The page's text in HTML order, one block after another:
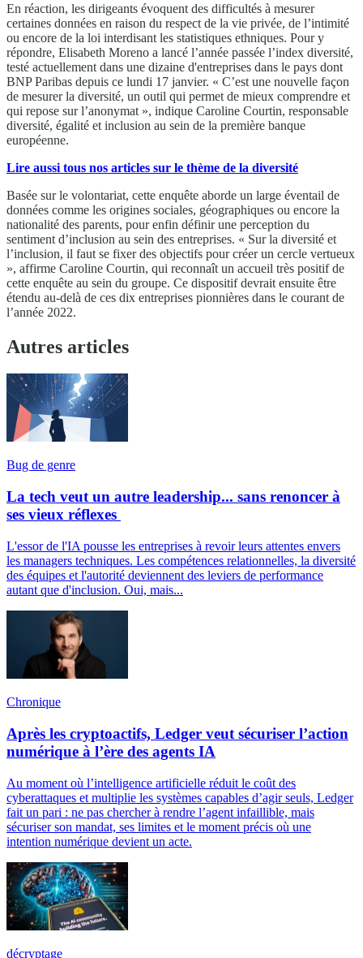
En réaction, les dirigeants évoquent des difficultés à mesurer
certaines données en raison du respect de la vie privée, de l’intimité
ou encore de la loi interdisant les statistiques ethniques. Pour y
répondre, Elisabeth Moreno a lancé l’année passée l’index diversité,
testé actuellement dans une dizaine d'entreprises dans le pays dont
BNP Paribas depuis ce lundi 17 janvier. « C’est une nouvelle façon
de mesurer la diversité, un outil qui permet de mieux comprendre et
qui repose sur l’anonymat », indique Caroline Courtin, responsable
diversité, égalité et inclusion au sein de la première banque
européenne.
Lire aussi tous nos articles sur le thème de la diversité
Basée sur le volontariat, cette enquête aborde un large éventail de
données comme les origines sociales, géographiques ou encore la
nationalité des parents, pour enfin définir une perception du
sentiment d’inclusion au sein des entreprises. « Sur la diversité et
l’inclusion, il faut se fixer des objectifs pour créer un cercle vertueux
», affirme Caroline Courtin, qui reconnaît un accueil très positif de
cette enquête au sein du groupe. Ce dispositif devrait ensuite être
étendu au-delà de ces dix entreprises pionnières dans le courant de
l’année 2022.
Autres articles
Bug de genre
La tech veut un autre leadership... sans renoncer à
ses vieux réflexes
L'essor de l'IA pousse les entreprises à revoir leurs attentes envers
les managers techniques. Les compétences relationnelles, la diversité
des équipes et l'autorité deviennent des leviers de performance
autant que d'inclusion. Oui, mais...
Chronique
Après les cryptoactifs, Ledger veut sécuriser l’action
numérique à l’ère des agents IA
Au moment où l’intelligence artificielle réduit le coût des
cyberattaques et multiplie les systèmes capables d’agir seuls, Ledger
fait un pari : ne pas chercher à rendre l’agent infaillible, mais
sécuriser son mandat, ses limites et le moment précis où une
intention numérique devient un acte.
décryptage